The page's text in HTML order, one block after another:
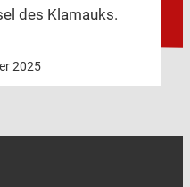
des Klamauks.
2025